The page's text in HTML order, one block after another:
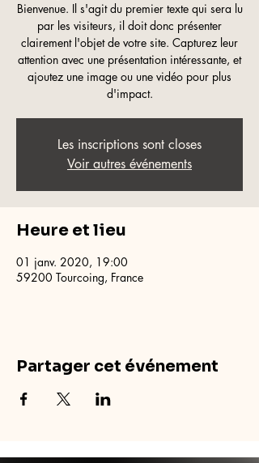
Bienvenue. Il s'agit du premier texte qui sera lu
par les visiteurs, il doit donc présenter
clairement l'objet de votre site. Capturez leur
attention avec une présentation intéressante, et
ajoutez une image ou une vidéo pour plus
d'impact.
Les inscriptions sont closes
Voir autres événements
Heure et lieu
01 janv. 2020, 19:00
59200 Tourcoing, France
Partager cet événement